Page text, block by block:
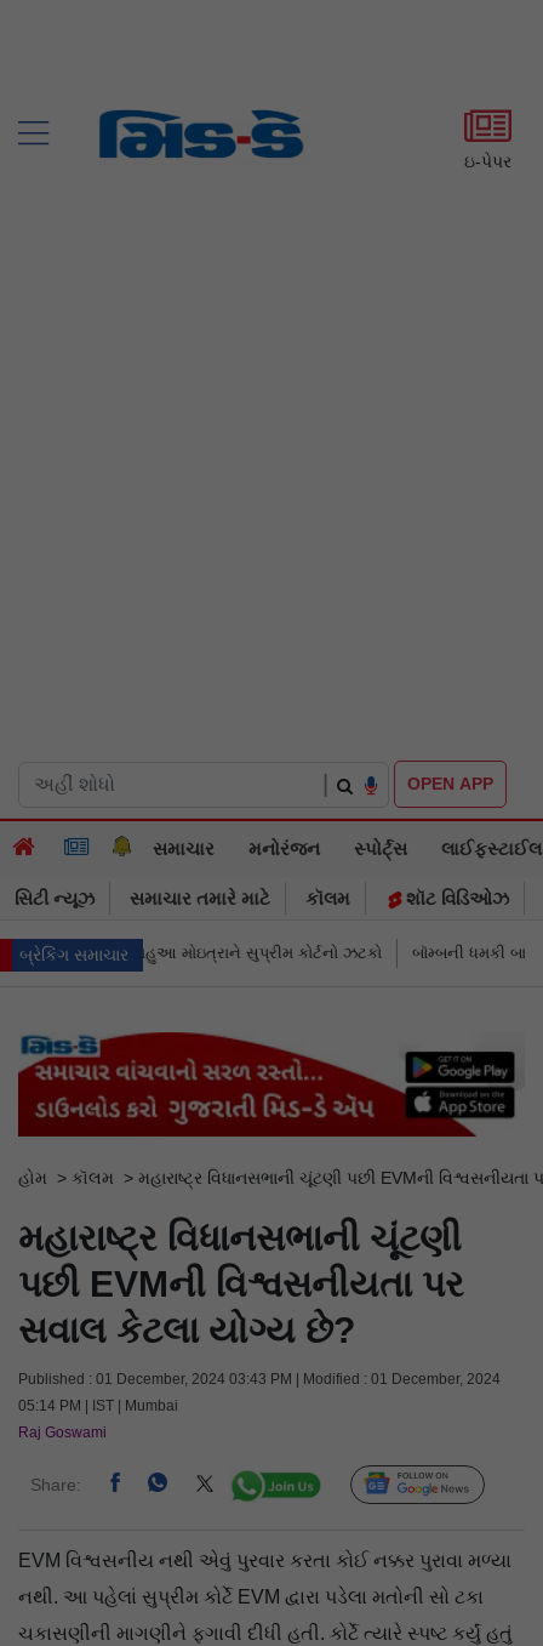
ઇ-પેપર
OPEN APP
સમાચાર મનોરંજન સ્પોર્ટ્સ લાઈફસ્ટાઈલ
સિટી ન્યૂઝ સમાચાર તમારે માટે કૉલમ શૉટ વિડિઓઝ
બ્રેકિંગ સમાચાર
ઝટકો બૉમ્બની ધમકી બાદ મુંબઈમાં હાઈ ઍલર્ટ: શહેરની સુરક્ષા વધારી
હોમ > કૉલમ > મહારાષ્ટ્ર વિધાનસભાની ચૂંટણી પછી EVMની
મહારાષ્ટ્ર વિધાનસભાની ચૂંટણી
પછી EVMની વિશ્વસનીયતા પર
સવાલ કેટલા યોગ્ય છે?
Published : 01 December, 2024 03:43 PM | Modified : 01 December, 2024
05:14 PM | IST | Mumbai
Raj Goswami
Share: Follow Us
EVM વિશ્વસનીય નથી એવું પુરવાર કરતા કોઈ નક્કર પુરાવા મળ્યા
નથી. આ પહેલાં સુપ્રીમ કોર્ટે EVM દ્વારા પડેલા મતોની સો ટકા
ચકાસણીની માગણીને ફગાવી દીધી હતી. કોર્ટે ત્યારે સ્પષ્ટ કર્યું હતું